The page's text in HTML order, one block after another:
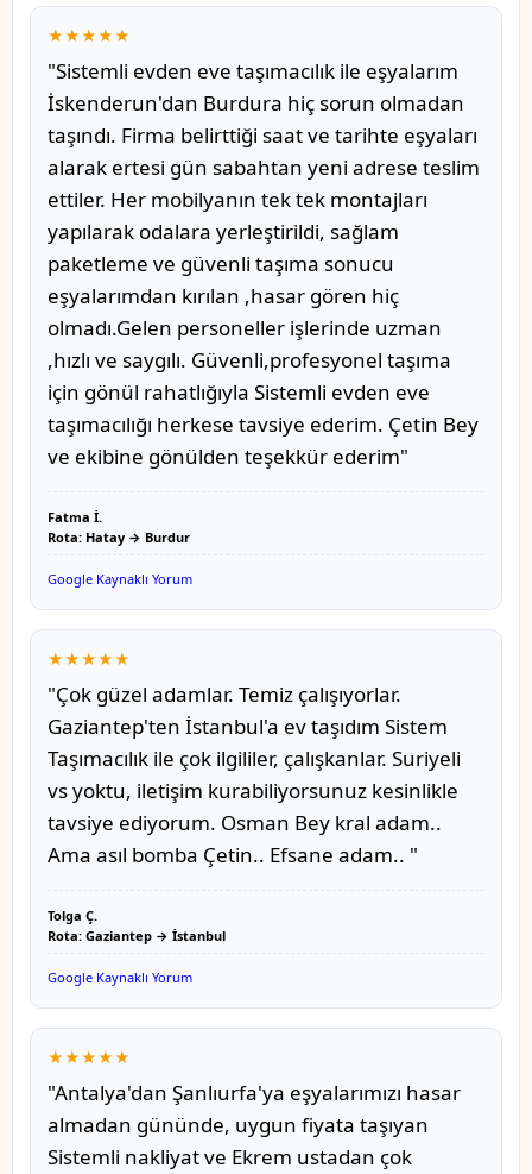
★★★★★
"Sistemli evden eve taşımacılık ile eşyalarım
İskenderun'dan Burdura hiç sorun olmadan
taşındı. Firma belirttiği saat ve tarihte eşyaları
alarak ertesi gün sabahtan yeni adrese teslim
ettiler. Her mobilyanın tek tek montajları
yapılarak odalara yerleştirildi, sağlam
paketleme ve güvenli taşıma sonucu
eşyalarımdan kırılan ,hasar gören hiç
olmadı.Gelen personeller işlerinde uzman
,hızlı ve saygılı. Güvenli,profesyonel taşıma
için gönül rahatlığıyla Sistemli evden eve
taşımacılığı herkese tavsiye ederim. Çetin Bey
ve ekibine gönülden teşekkür ederim"
Fatma İ.
Rota: Hatay → Burdur
Google Kaynaklı Yorum
★★★★★
"Çok güzel adamlar. Temiz çalışıyorlar.
Gaziantep'ten İstanbul'a ev taşıdım Sistem
Taşımacılık ile çok ilgililer, çalışkanlar. Suriyeli
vs yoktu, iletişim kurabiliyorsunuz kesinlikle
tavsiye ediyorum. Osman Bey kral adam..
Ama asıl bomba Çetin.. Efsane adam.. "
Tolga Ç.
Rota: Gaziantep → İstanbul
Google Kaynaklı Yorum
★★★★★
"Antalya'dan Şanlıurfa'ya eşyalarımızı hasar
almadan gününde, uygun fiyata taşıyan
Sistemli nakliyat ve Ekrem ustadan çok